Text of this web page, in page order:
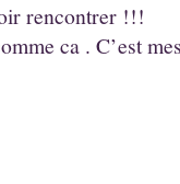
rencontrer !!!
ca . C’est